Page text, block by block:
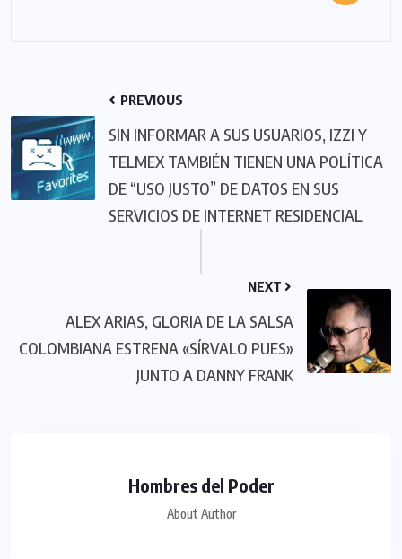
PREVIOUS
SIN INFORMAR A SUS USUARIOS, IZZI Y
TELMEX TAMBIÉN TIENEN UNA POLÍTICA
DE “USO JUSTO” DE DATOS EN SUS
SERVICIOS DE INTERNET RESIDENCIAL
NEXT
ALEX ARIAS, GLORIA DE LA SALSA
COLOMBIANA ESTRENA «SÍRVALO PUES»
JUNTO A DANNY FRANK
Hombres del Poder
About Author